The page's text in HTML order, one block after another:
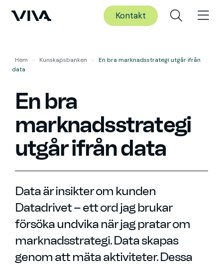
Kontakt
Hem » Kunskaps­banken »
En bra marknadsstrategi utgår ifrån
data
En bra
marknadsstrategi
utgår ifrån data
Data är insikter om kunden
Datadrivet – ett ord jag brukar
försöka undvika när jag pratar om
marknadsstrategi. Data skapas
genom att mäta aktiviteter. Dessa